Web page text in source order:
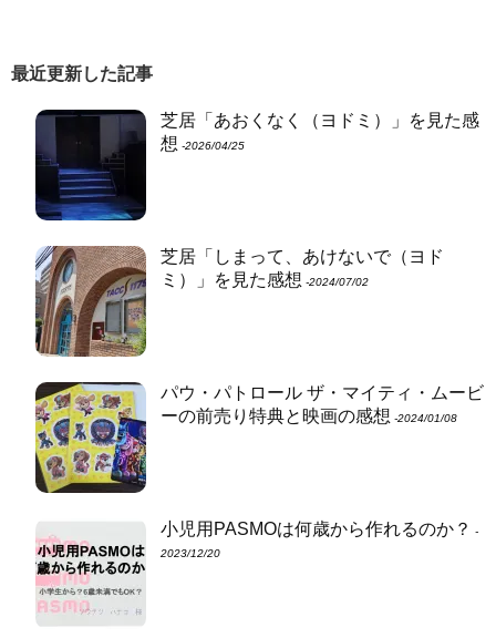
最近更新した記事
芝居「あおくなく（ヨドミ）」を見た感
想 ‐2026/04/25
芝居「しまって、あけないで（ヨド
ミ）」を見た感想 ‐2024/07/02
パウ・パトロール ザ・マイティ・ムービ
ーの前売り特典と映画の感想 ‐2024/01/08
小児用PASMOは何歳から作れるのか？
‐
2023/12/20